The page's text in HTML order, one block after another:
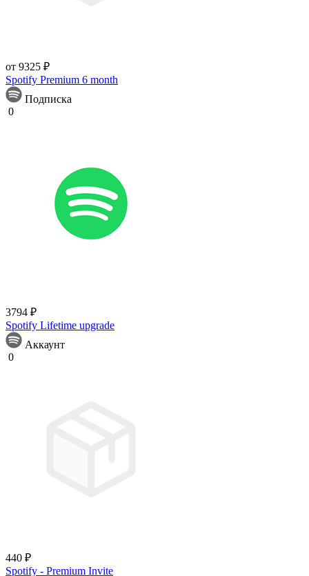
от 9325 ₽
Spotify Premium 6 month
Подписка
0
3794 ₽
Spotify Lifetime upgrade
Аккаунт
0
440 ₽
Spotify - Premium Invite